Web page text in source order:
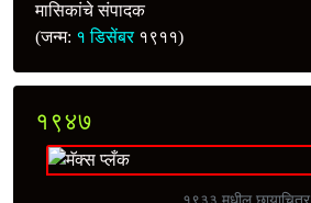
मासिकांचे संपादक
(जन्म: १ डिसेंबर१९११)
१९४७